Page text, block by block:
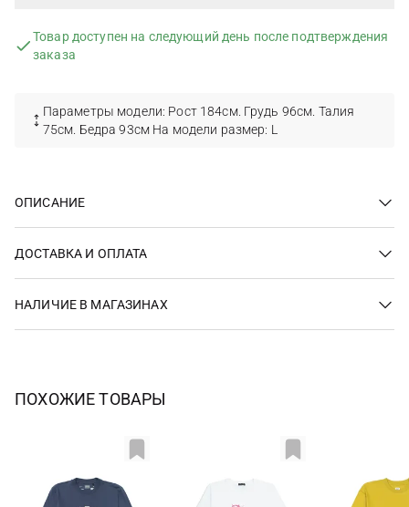
Товар доступен на следующий день после подтверждения
заказа
Параметры модели: Рост 184см. Грудь 96см. Талия
75см. Бедра 93см На модели размер: L
ОПИСАНИЕ
ДОСТАВКА И ОПЛАТА
НАЛИЧИЕ В МАГАЗИНАХ
ПОХОЖИЕ ТОВАРЫ